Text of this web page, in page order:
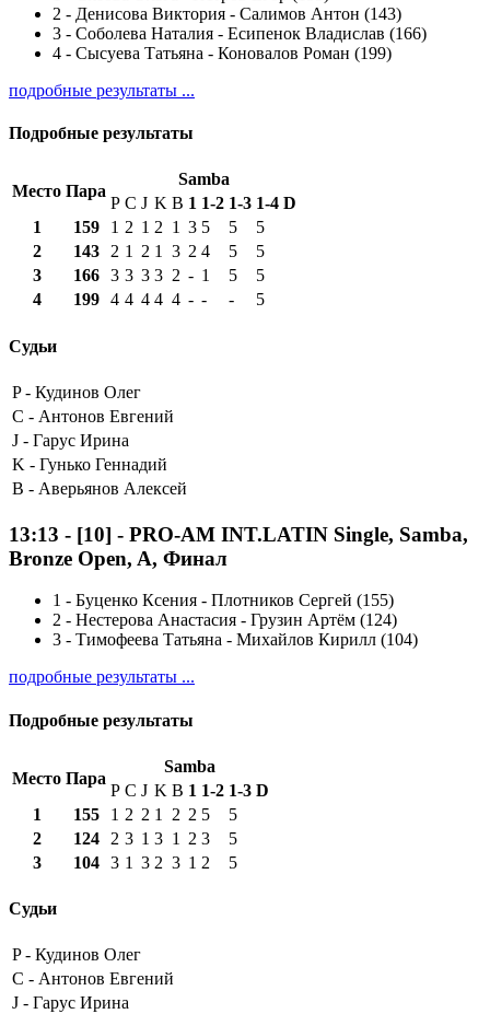
2 - Денисова Виктория - Салимов Антон (143)
3 - Соболева Наталия - Есипенок Владислав (166)
4 - Сысуева Татьяна - Коновалов Роман (199)
подробные результаты ...
Подробные результаты
Место Пара
Samba
P C J K B 1 1-2 1-3 1-4 D
1
159 1 2 1 2 1 3 5 5
5
2
143 2 1 2 1 3 2 4 5
5
3
166 3 3 3 3 2 - 1 5
5
4
199 4 4 4 4 4 - - - 5
Судьи
P - Кудинов Олег
C - Антонов Евгений
J - Гарус Ирина
K - Гунько Геннадий
B - Аверьянов Алексей
13:13 - [10] - PRO-AM INT.LATIN Single, Samba,
Bronze Open, A, Финал
1 - Буценко Ксения - Плотников Сергей (155)
2 - Нестерова Анастасия - Грузин Артём (124)
3 - Тимофеева Татьяна - Михайлов Кирилл (104)
подробные результаты ...
Подробные результаты
Место Пара
Samba
P C J K B 1 1-2 1-3 D
1
155 1 2 2 1 2 2 5
5
2
124 2 3 1 3 1 2 3
5
3
104 3 1 3 2 3 1 2 5
Судьи
P - Кудинов Олег
C - Антонов Евгений
J - Гарус Ирина